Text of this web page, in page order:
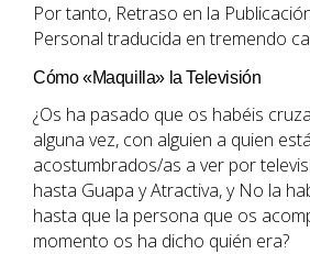
Por tanto, Retraso en la
Personal traducida en tremendo
Cómo «Maquilla» la Televisión
¿Os ha pasado que os habéis
alguna vez, con alguien a quien
acostumbrados/as a ver por
hasta Guapa y Atractiva, y No la
hasta que la persona que os
momento os ha dicho quién era?